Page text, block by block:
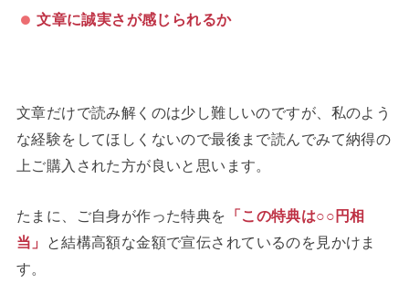
文章に誠実さが感じられるか
文章だけで読み解くのは少し難しいのですが、私のよう
な経験をしてほしくないので最後まで読んでみて納得の
上ご購入された方が良いと思います。
たまに、ご自身が作った特典を 「この特典は○○円相
当」
と結構高額な金額で宣伝されているのを見かけま
す。